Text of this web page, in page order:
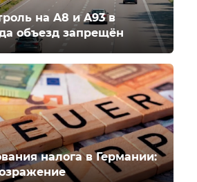
на A8 и A93 в
объезд запрещён
налога в Германии: